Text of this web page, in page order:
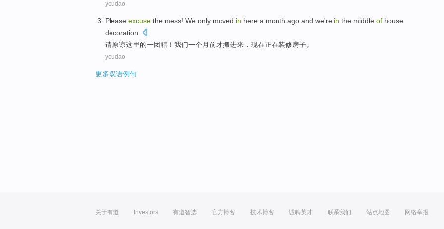
youdao
Please excuse the mess! We only moved in here a month ago and we're in the middle of house
decoration.
请原谅这里的一团糟 ！ 我们一个 月前才搬进来 ， 现在正在装修房子。
youdao
更多双语例句
关于有道 Investors 有道智选 官方博客 技术博客 诚聘英才 联系我们 站点地图 网络举报